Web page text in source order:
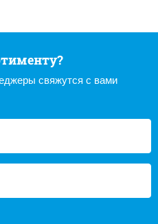
свяжутся с вами